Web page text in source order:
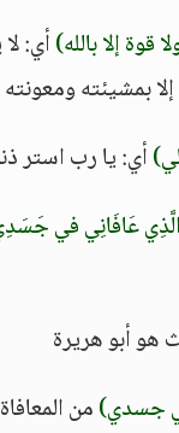
قوة إلا بالله)أي:
بمشيئته
أي: يا رب استر
الَّذِي عَافَانِي في
أبو هريرة
جسدي)من